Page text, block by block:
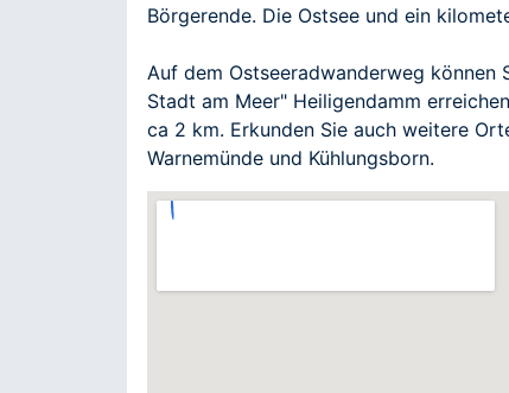
Börgerende. Die Ostsee und ein
Auf dem Ostseeradwanderweg können
Stadt am Meer" Heiligendamm
ca 2 km. Erkunden Sie auch weitere
Warnemünde und Kühlungsborn.